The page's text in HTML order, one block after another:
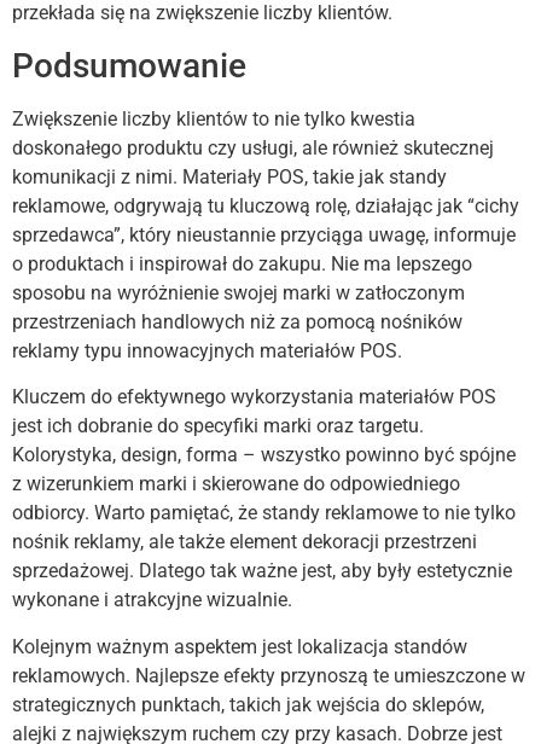
przekłada się na zwiększenie liczby klientów.
Podsumowanie
Zwiększenie liczby klientów to nie tylko kwestia
doskonałego produktu czy usługi, ale również skutecznej
komunikacji z nimi. Materiały POS, takie jak standy
reklamowe, odgrywają tu kluczową rolę, działając jak “cichy
sprzedawca”, który nieustannie przyciąga uwagę, informuje
o produktach i inspirował do zakupu. Nie ma lepszego
sposobu na wyróżnienie swojej marki w zatłoczonym
przestrzeniach handlowych niż za pomocą nośników
reklamy typu innowacyjnych materiałów POS.
Kluczem do efektywnego wykorzystania materiałów POS
jest ich dobranie do specyfiki marki oraz targetu.
Kolorystyka, design, forma – wszystko powinno być spójne
z wizerunkiem marki i skierowane do odpowiedniego
odbiorcy. Warto pamiętać, że standy reklamowe to nie tylko
nośnik reklamy, ale także element dekoracji przestrzeni
sprzedażowej. Dlatego tak ważne jest, aby były estetycznie
wykonane i atrakcyjne wizualnie.
Kolejnym ważnym aspektem jest lokalizacja standów
reklamowych. Najlepsze efekty przynoszą te umieszczone w
strategicznych punktach, takich jak wejścia do sklepów,
alejki z największym ruchem czy przy kasach. Dobrze jest